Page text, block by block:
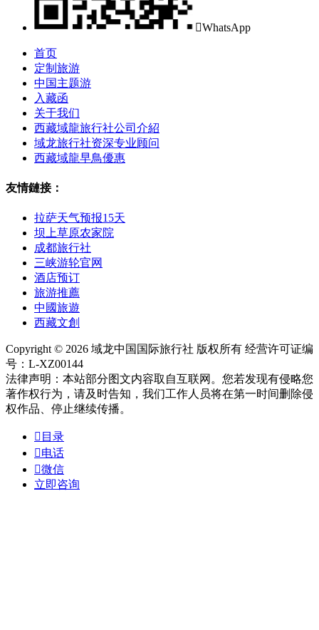
WhatsApp
首页
定制旅游
中国主题游
入藏函
关于我们
西藏域龍旅行社公司介紹
域龙旅行社资深专业顾问
西藏域龍早鳥優惠
友情鏈接：
拉萨天气预报15天
坝上草原农家院
成都旅行社
三峡游轮官网
酒店预订
旅游推薦
中國旅遊
西藏文創
Copyright © 2026 域龙中国国际旅行社 版权所有 经营许可证编
号：L-XZ00144
法律声明：本站部分图文内容取自互联网。您若发现有侵略您
著作权行为，请及时告知，我们工作人员将在第一时间删除侵
权作品、停止继续传播。
 目录
电话
微信
立即咨询